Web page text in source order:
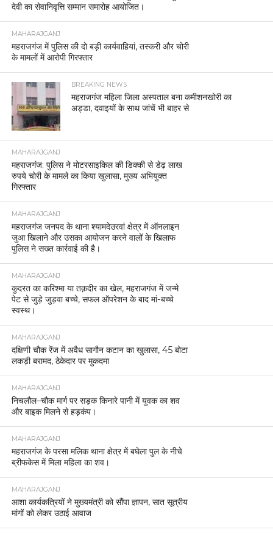
देवी का सेवानिवृत्ति सम्मान समारोह आयोजित।
MAHARAJGANJ
महराजगंज में पुलिस की दो बड़ी कार्यवाहियां, तस्करी और चोरी
के मामलों में आरोपी गिरफ्तार
BREAKING NEWS
महराजगंज महिला जिला अस्पताल बना कमीशनखोरी का
अड्डा, दवाइयों के साथ जांचें भी बाहर से
MAHARAJGANJ
महराजगंज: पुलिस ने मोटरसाइकिल की डिक्की से डेढ़ लाख
रुपये चोरी के मामले का किया खुलासा, मुख्य अभियुक्त
गिरफ्तार
MAHARAJGANJ
महराजगंज जनपद के थाना श्यामदेउरवां क्षेत्र में ऑनलाइन
जुआ खिलाने और उसका आयोजन करने वालों के खिलाफ
पुलिस ने सख्त कार्रवाई की है।
MAHARAJGANJ
कुदरत का करिश्मा या तक़दीर का खेल, महराजगंज में जन्मे
पेट से जुड़े जुड़वा बच्चे, सफल ऑपरेशन के बाद मां-बच्चे
स्वस्थ।
MAHARAJGANJ
दक्षिणी चौक रेंज में अवैध सागौन कटान का खुलासा, 45 बोटा
लकड़ी बरामद, ठेकेदार पर मुकदमा
MAHARAJGANJ
निचलौल–चौक मार्ग पर सड़क किनारे पानी में युवक का शव
और बाइक मिलने से हड़कंप।
MAHARAJGANJ
महराजगंज के परसा मलिक थाना क्षेत्र में बघेला पुल के नीचे
ब्रीफकेस में मिला महिला का शव।
MAHARAJGANJ
आशा कार्यकत्रियों ने मुख्यमंत्री को सौंपा ज्ञापन, सात सूत्रीय
मांगों को लेकर उठाई आवाज